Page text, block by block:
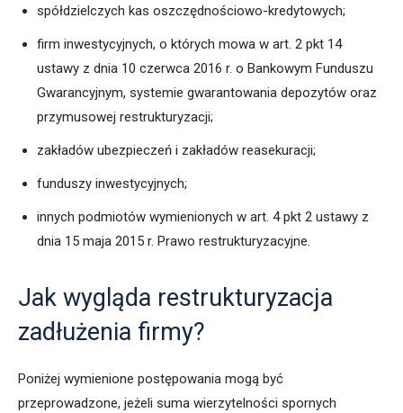
spółdzielczych kas oszczędnościowo-kredytowych;
firm inwestycyjnych, o których mowa w art. 2 pkt 14
ustawy z dnia 10 czerwca 2016 r. o Bankowym Funduszu
Gwarancyjnym, systemie gwarantowania depozytów oraz
przymusowej restrukturyzacji;
zakładów ubezpieczeń i zakładów reasekuracji;
funduszy inwestycyjnych;
innych podmiotów wymienionych w art. 4 pkt 2 ustawy z
dnia 15 maja 2015 r. Prawo restrukturyzacyjne.
Jak wygląda restrukturyzacja
zadłużenia firmy?
Poniżej wymienione postępowania mogą być
przeprowadzone, jeżeli suma wierzytelności spornych